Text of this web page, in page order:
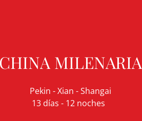
CHINA MILENARIA
Pekin - Xian - Shangai
13 días - 12 noches